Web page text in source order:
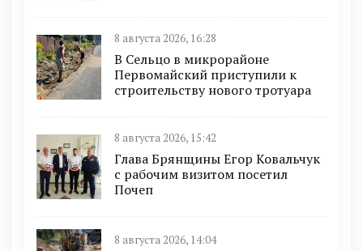
8 августа 2026, 16:28
В Сельцо в микрорайоне
Первомайский приступили к
строительству нового тротуара
8 августа 2026, 15:42
Глава Брянщины Егор Ковальчук
с рабочим визитом посетил
Почеп
8 августа 2026, 14:04